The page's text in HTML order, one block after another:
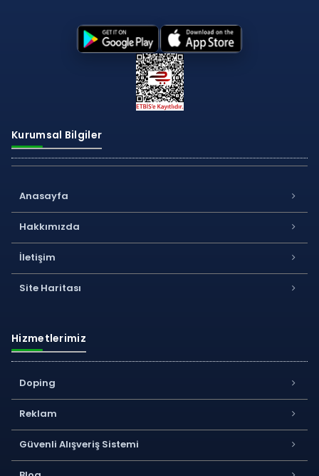
Kurumsal Bilgiler
Anasayfa
Hakkımızda
İletişim
Site Haritası
Hizmetlerimiz
Doping
Reklam
Güvenli Alışveriş Sistemi